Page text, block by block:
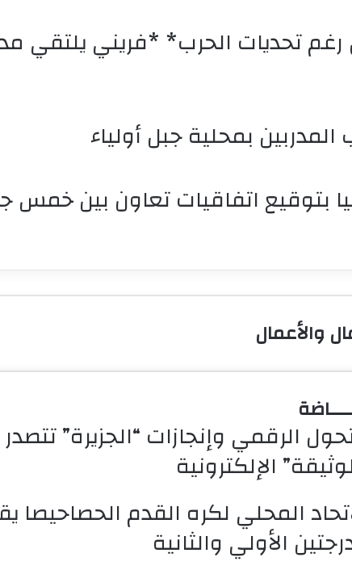
تحديات الحرب* *فريني يلتقي
بتوقيع اتفاقيات تعاون بين
والأعمال
الإلكترونية
المحلي لكره القدم الحصاحيصا
الأولي والثانية